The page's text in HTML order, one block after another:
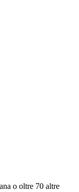
o oltre 70 altre